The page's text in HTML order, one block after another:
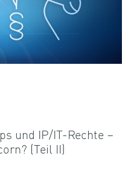
und IP/IT-Rechte –
(Teil II)